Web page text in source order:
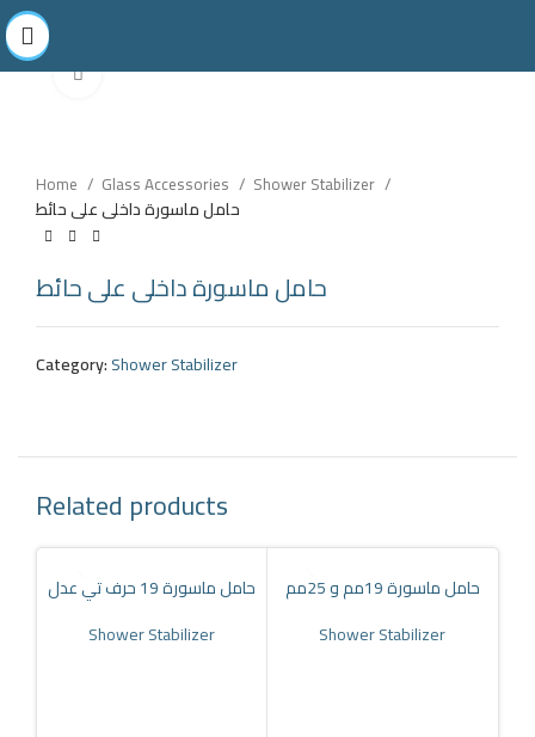
Click to enlarge
Home Glass Accessories
Shower Stabilizer
حامل ماسورة داخلى على حائط
حامل ماسورة داخلى على حائط
Category:Shower Stabilizer
Related products
حامل ماسورة 19 حرف تي عدل
Shower Stabilizer
حامل ماسورة 19مم و 25مم
Shower Stabilizer